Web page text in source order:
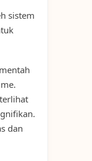
sistem
dan